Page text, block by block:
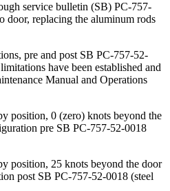
service bulletin (SB) PC-757-
door, replacing the aluminum rods
pre and post SB PC-757-52-
have been established and
Manual and Operations
position, 0 (zero) knots beyond the
pre SB PC-757-52-0018
position, 25 knots beyond the door
post SB PC-757-52-0018 (steel